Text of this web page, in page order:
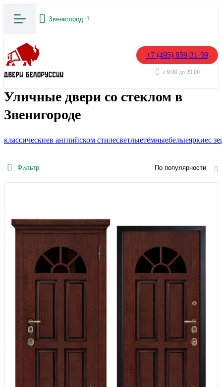
Звенигород
+7 (495) 859-31-59
с 9:00 до 20:00
Уличные двери со стеклом в
Звенигороде
классическиев английском стилесветлыетёмныебелыеяркиес
Фильтр По популярности